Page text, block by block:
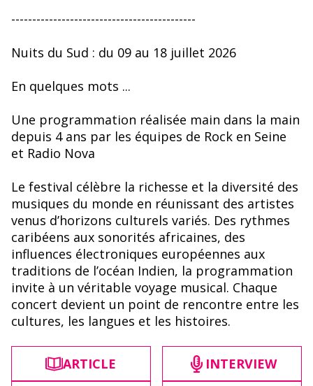
--------------------------------------------
Nuits du Sud : du 09 au 18 juillet 2026
En quelques mots ...
Une programmation réalisée main dans la main
depuis 4 ans par les équipes de Rock en Seine
et Radio Nova
Le festival célèbre la richesse et la diversité des
musiques du monde en réunissant des artistes
venus d’horizons culturels variés. Des rythmes
caribéens aux sonorités africaines, des
influences électroniques européennes aux
traditions de l’océan Indien, la programmation
invite à un véritable voyage musical. Chaque
concert devient un point de rencontre entre les
cultures, les langues et les histoires.
ARTICLE INTERVIEW